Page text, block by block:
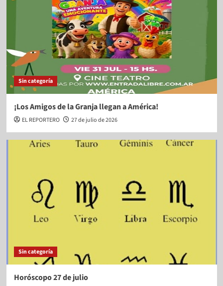
Sin categoría
¡Los Amigos de la Granja llegan a América!
EL REPORTERO 27 de julio de 2026
Sin categoría
Horóscopo 27 de julio